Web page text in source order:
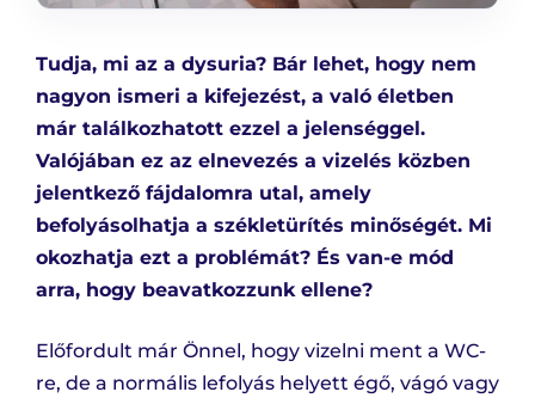
Tudja, mi az a dysuria? Bár lehet, hogy nem
nagyon ismeri a kifejezést, a való életben
már találkozhatott ezzel a jelenséggel.
Valójában ez az elnevezés a vizelés közben
jelentkező fájdalomra utal, amely
befolyásolhatja a székletürítés minőségét. Mi
okozhatja ezt a problémát? És van-e mód
arra, hogy beavatkozzunk ellene?
Előfordult már Önnel, hogy vizelni ment a WC-
re, de a normális lefolyás helyett égő, vágó vagy